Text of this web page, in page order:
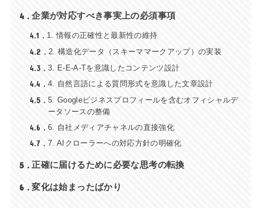
4 企業が対応すべき事実上の必須事項
4.1 1. 情報の正確性と最新性の維持
4.2 2. 構造化データ（スキーママークアップ）の実装
4.3 3. E-E-A-Tを意識したコンテンツ設計
4.4 4. 自然言語による質問形式を意識した文章設計
4.5
5. Googleビジネスプロフィールを含むオフィシャルデ
ータソースの整備
4.6 6. 自社メディアチャネルの直接強化
4.7 7. AIクローラーへの対応方針の明確化
5 正確に届けるために必要な思考の転換
6 変化は始まったばかり